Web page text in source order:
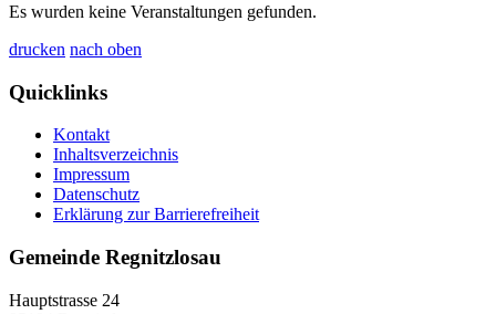
Es wurden keine Veranstaltungen gefunden.
drucken nach oben
Quicklinks
Kontakt
Inhaltsverzeichnis
Impressum
Datenschutz
Erklärung zur Barrierefreiheit
Gemeinde Regnitzlosau
Hauptstrasse 24